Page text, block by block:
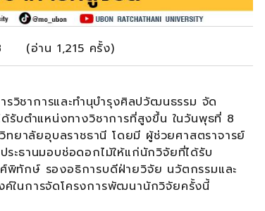
(อ่าน 1,215 ครั้ง)
วิชาการและทำนุบำรุงศิลปวัฒนธรรม จัด
บตำแหน่งทางวิชาการที่สูงขึ้น ในวันพุธที่ 8
ยาลัยอุบลราชธานี โดยมี ผู้ช่วยศาสตราจารย์
ะธานมอบช่อดอกไม้ให้แก่นักวิจัยที่ได้รับ
พิทักษ์ รองอธิการบดีฝ่ายวิจัย นวัตกรรมและ
ค์ในการจัดโครงการพัฒนานักวิจัยครั้งนี้